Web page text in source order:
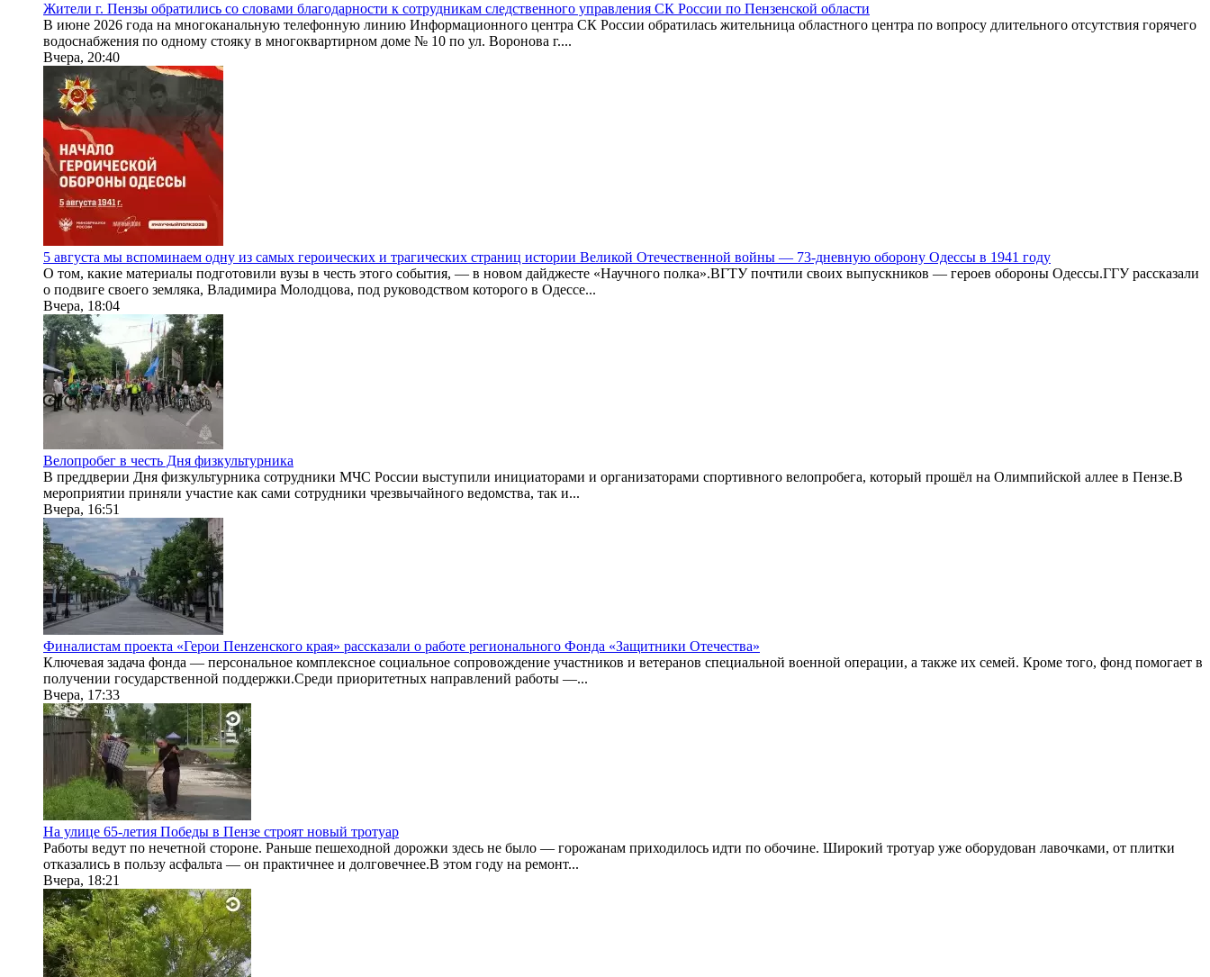
Жители г. Пензы обратились со словами благодарности к сотрудникам следственного управления СК России по Пензенской области
В июне 2026 года на многоканальную телефонную линию Информационного центра СК России обратилась жительница областного центра по вопросу длительного отсутствия горячего
водоснабжения по одному стояку в многоквартирном доме № 10 по ул. Воронова г....
Вчера, 20:40
5 августа мы вспоминаем одну из самых героических и трагических страниц истории Великой Отечественной войны — 73-дневную оборону Одессы в 1941 году
О том, какие материалы подготовили вузы в честь этого события, — в новом дайджесте «Научного полка».ВГТУ почтили своих выпускников — героев обороны Одессы.ГГУ рассказали
о подвиге своего земляка, Владимира Молодцова, под руководством которого в Одессе...
Вчера, 18:04
Велопробег в честь Дня физкультурника
В преддверии Дня физкультурника сотрудники МЧС России выступили инициаторами и организаторами спортивного велопробега, который прошёл на Олимпийской аллее в Пензе.В
мероприятии приняли участие как сами сотрудники чрезвычайного ведомства, так и...
Вчера, 16:51
Финалистам проекта «Герои Пенzенского края» рассказали о работе регионального Фонда «Защитники Отечества»
Ключевая задача фонда — персональное комплексное социальное сопровождение участников и ветеранов специальной военной операции, а также их семей. Кроме того, фонд помогает в
получении государственной поддержки.Среди приоритетных направлений работы —...
Вчера, 17:33
На улице 65-летия Победы в Пензе строят новый тротуар
Работы ведут по нечетной стороне. Раньше пешеходной дорожки здесь не было — горожанам приходилось идти по обочине. Широкий тротуар уже оборудован лавочками, от плитки
отказались в пользу асфальта — он практичнее и долговечнее.В этом году на ремонт...
Вчера, 18:21